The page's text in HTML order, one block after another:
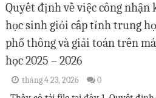
Quyết định về việc công
học sinh giỏi cấp tỉnh trung
phổ thông và giải toán trên
học 2025 – 2026
tháng 4 23, 2026 0